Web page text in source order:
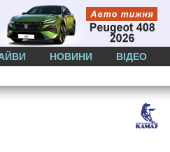
НОВИНИ ВІДЕО